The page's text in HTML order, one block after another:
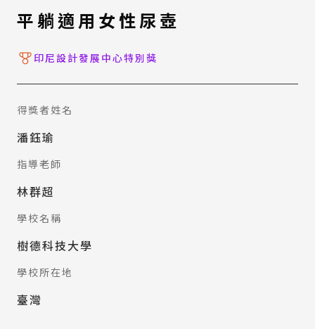
平躺適用女性尿壺
印尼設計發展中心特別獎
得獎者姓名
潘鈺瑜
指導老師
林群超
學校名稱
樹德科技大學
學校所在地
臺灣